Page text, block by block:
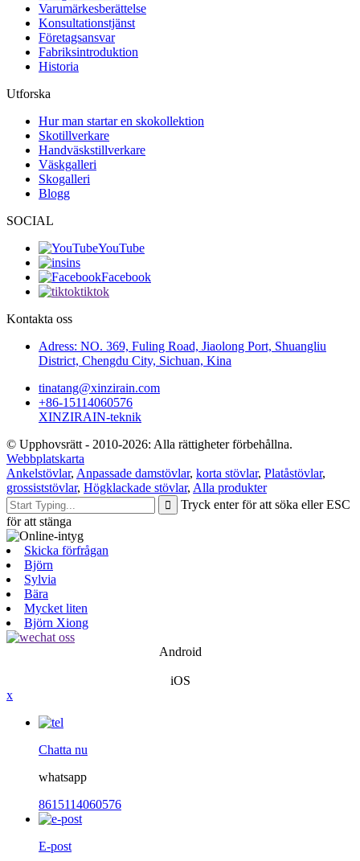
Varumärkesberättelse
Konsultationstjänst
Företagsansvar
Fabriksintroduktion
Historia
Utforska
Hur man startar en skokollektion
Skotillverkare
Handväskstillverkare
Väskgalleri
Skogalleri
Blogg
SOCIAL
YouTube
ins
Facebook
tiktok
Kontakta oss
Adress: NO. 369, Fuling Road, Jiaolong Port, Shuangliu
District, Chengdu City, Sichuan, Kina
tinatang@xinzirain.com
+86-15114060576
XINZIRAIN-teknik
© Upphovsrätt - 2010-2026: Alla rättigheter förbehållna.
Webbplatskarta
Ankelstövlar, Anpassade damstövlar, korta stövlar, Platåstövlar,
grossiststövlar, Högklackade stövlar, Alla produkter
Tryck enter för att söka eller ESC
för att stänga
Skicka förfrågan
Björn
Sylvia
Bära
Mycket liten
Björn Xiong
Android
iOS
x
Chatta nu
whatsapp
8615114060576
E-post